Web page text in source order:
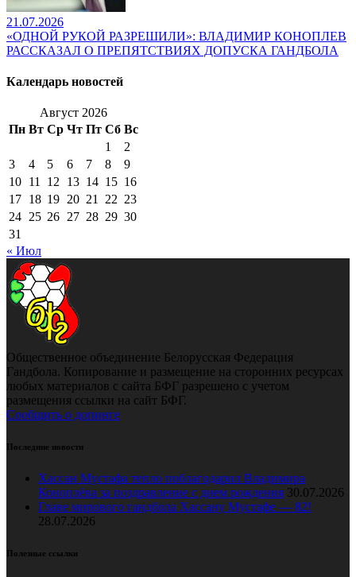
21.07.2026
«ОДНОЙ РУКОЙ РАЗРЕШИЛИ»: ВЛАДИМИР КОНОПЛЕВ
РАССКАЗАЛ О ПРЕПЯТСТВИЯХ ДОПУСКА ГАНДБОЛА
Календарь новостей
Август 2026
Пн Вт Ср Чт Пт Сб Вс
1
2
3
4 5 6 7 8
9
10 11 12 13 14 15 16
17 18 19 20 21 22 23
24 25 26 27 28 29 30
31
« Июл
Общественное объединение Белорусская Федерация
Гандбола. Копирование и размещение на сторонних ресурсах
любых материалов с сайта БФГ разрешено с учетом
размещения ссылки на сайт БФГ.
Сообщить о допинге
Последние новости
Хассан Мустафа тепло поблагодарил Владимира
Коноплёва за поздравление с днем рождения 30.07.2026
Главе мирового гандбола Хассану Мустафе — 82!
28.07.2026
Полезные ссылки